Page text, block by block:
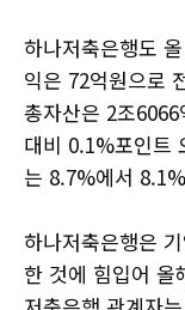
하나저축은행도
익은 72억원으로
총자산은 2조
대비 0.1%포인트
는 8.7%에서
하나저축은행은
한 것에 힘입어 올